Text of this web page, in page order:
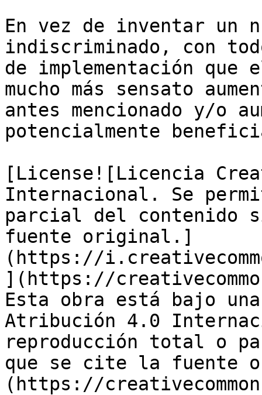
En vez de inventar un
indiscriminado, con
de implementación que
mucho más sensato
antes mencionado y/o
potencialmente
[License![Licencia
Internacional. Se
parcial del contenido
fuente original.]
(https://
](https://
Esta obra está bajo
Atribución 4.0
reproducción total o
que se cite la fuente
(https://